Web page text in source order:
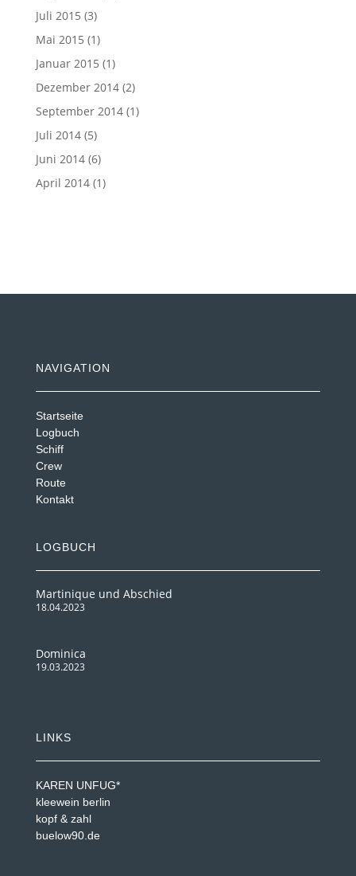
Juli 2015 (3)
Mai 2015 (1)
Januar 2015 (1)
Dezember 2014(2)
September 2014(1)
Juli 2014(5)
Juni 2014(6)
April 2014(1)
NAVIGATION
Startseite
Logbuch
Schiff
Crew
Route
Kontakt
LOGBUCH
Martinique und Abschied
18.04.2023
Dominica
19.03.2023
LINKS
KAREN UNFUG*
kleewein berlin
kopf & zahl
buelow90.de